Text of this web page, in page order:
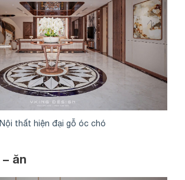
Nội thất hiện đại gỗ óc chó
ăn